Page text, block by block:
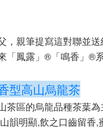
，親筆提寫這對聯並
「鳳露」®「鳴香」®系
型高山烏龍茶
茶區的烏龍品種茶葉
韻明顯,飲之口齒留香